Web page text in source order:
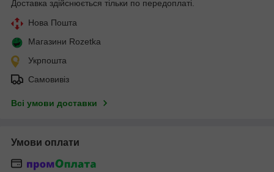
Доставка здійснюється тільки по передоплаті.
Нова Пошта
Магазини Rozetka
Укрпошта
Самовивіз
Всі умови доставки
Умови оплати